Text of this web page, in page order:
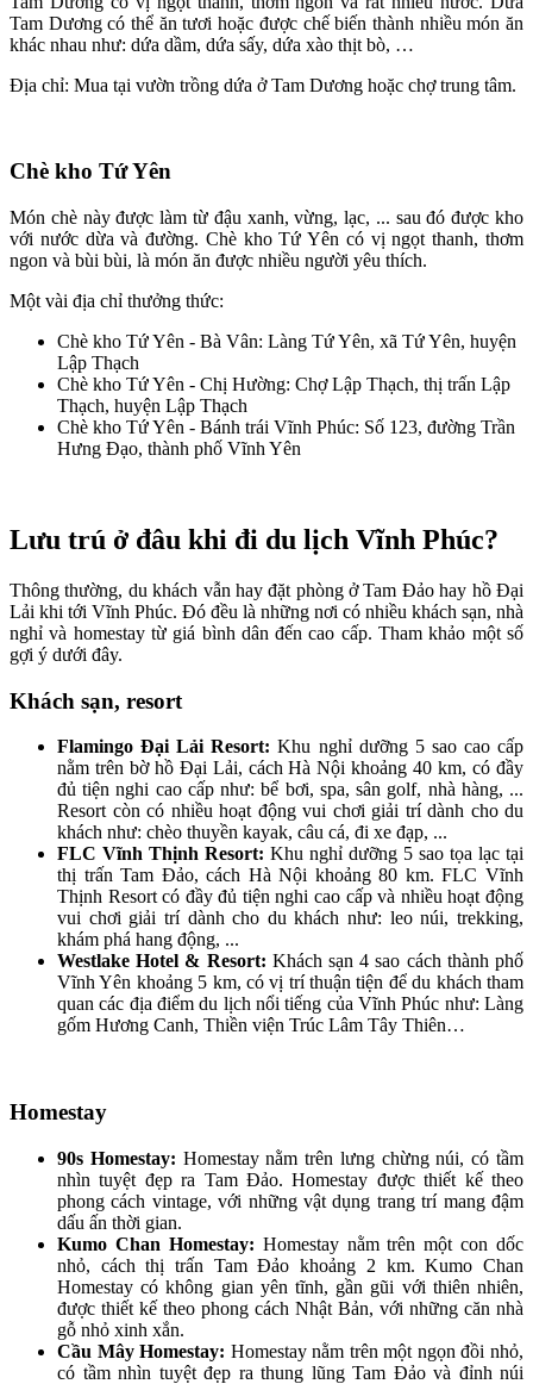
Tam Dương có thể ăn tươi hoặc được chế biến thành nhiều món ăn
khác nhau như: dứa dầm, dứa sấy, dứa xào thịt bò, …
Địa chỉ: Mua tại vườn trồng dứa ở Tam Dương hoặc chợ trung tâm.
Chè kho Tứ Yên
Món chè này được làm từ đậu xanh, vừng, lạc, ... sau đó được kho
với nước dừa và đường. Chè kho Tứ Yên có vị ngọt thanh, thơm
ngon và bùi bùi, là món ăn được nhiều người yêu thích.
Một vài địa chỉ thưởng thức:
Chè kho Tứ Yên - Bà Vân: Làng Tứ Yên, xã Tứ Yên, huyện
Lập Thạch
Chè kho Tứ Yên - Chị Hường: Chợ Lập Thạch, thị trấn Lập
Thạch, huyện Lập Thạch
Chè kho Tứ Yên - Bánh trái Vĩnh Phúc: Số 123, đường Trần
Hưng Đạo, thành phố Vĩnh Yên
Lưu trú ở đâu khi đi du lịch Vĩnh Phúc?
Thông thường, du khách vẫn hay đặt phòng ở Tam Đảo hay hồ Đại
Lải khi tới Vĩnh Phúc. Đó đều là những nơi có nhiều khách sạn, nhà
nghỉ và homestay từ giá bình dân đến cao cấp. Tham khảo một số
gợi ý dưới đây.
Khách sạn, resort
Flamingo Đại Lải Resort: Khu nghỉ dưỡng 5 sao cao cấp
nằm trên bờ hồ Đại Lải, cách Hà Nội khoảng 40 km, có đầy
đủ tiện nghi cao cấp như: bể bơi, spa, sân golf, nhà hàng, ...
Resort còn có nhiều hoạt động vui chơi giải trí dành cho du
khách như: chèo thuyền kayak, câu cá, đi xe đạp, ...
FLC Vĩnh Thịnh Resort: Khu nghỉ dưỡng 5 sao tọa lạc tại
thị trấn Tam Đảo, cách Hà Nội khoảng 80 km. FLC Vĩnh
Thịnh Resort có đầy đủ tiện nghi cao cấp và nhiều hoạt động
vui chơi giải trí dành cho du khách như: leo núi, trekking,
khám phá hang động, ...
Westlake Hotel & Resort: Khách sạn 4 sao cách thành phố
Vĩnh Yên khoảng 5 km, có vị trí thuận tiện để du khách tham
quan các địa điểm du lịch nổi tiếng của Vĩnh Phúc như: Làng
gốm Hương Canh, Thiền viện Trúc Lâm Tây Thiên…
Homestay
90s Homestay: Homestay nằm trên lưng chừng núi, có tầm
nhìn tuyệt đẹp ra Tam Đảo. Homestay được thiết kế theo
phong cách vintage, với những vật dụng trang trí mang đậm
dấu ấn thời gian.
Kumo Chan Homestay: Homestay nằm trên một con dốc
nhỏ, cách thị trấn Tam Đảo khoảng 2 km. Kumo Chan
Homestay có không gian yên tĩnh, gần gũi với thiên nhiên,
được thiết kế theo phong cách Nhật Bản, với những căn nhà
gỗ nhỏ xinh xắn.
Cầu Mây Homestay: Homestay nằm trên một ngọn đồi nhỏ,
có tầm nhìn tuyệt đẹp ra thung lũng Tam Đảo và đỉnh núi